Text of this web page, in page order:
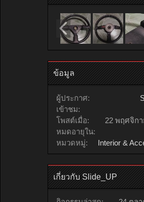
ข้อมูล
ผู้ประกาศ:
เข้าชม:
โพสต์เมื่อ:
22 พฤศจิกา
หมดอายุใน:
หมวดหมู่:
Interior &
เกี่ยวกับ Slide_UP